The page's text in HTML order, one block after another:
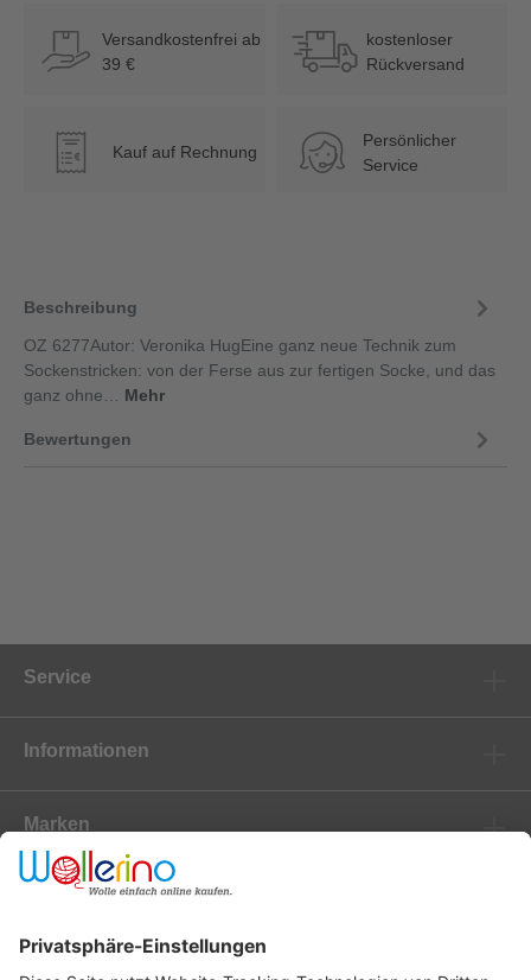
Versandkostenfrei ab
39 €
kostenloser
Rückversand
€ Kauf auf Rechnung
Persönlicher
Service
Beschreibung
OZ 6277Autor: Veronika HugEine ganz neue Technik zum
Sockenstricken: von der Ferse aus zur fertigen Socke, und das
ganz ohne… Mehr
Bewertungen
Service
Informationen
Marken
Newsletter